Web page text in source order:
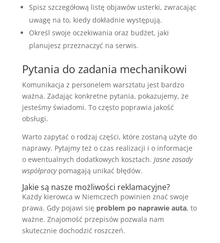
Spisz szczegółową listę objawów usterki, zwracając
uwagę na to, kiedy dokładnie występują.
Określ swoje oczekiwania oraz budżet, jaki
planujesz przeznaczyć na serwis.
Pytania do zadania mechanikowi
Komunikacja z personelem warsztatu jest bardzo
ważna. Zadając konkretne pytania, pokazujemy, że
jesteśmy świadomi. To często poprawia jakość
obsługi.
Warto zapytać o rodzaj części, które zostaną użyte do
naprawy. Pytajmy też o czas realizacji i o informacje
o ewentualnych dodatkowych kosztach. Jasne zasady
współpracypomagają unikać błędów.
Jakie są nasze możliwości reklamacyjne?
Każdy kierowca w Niemczech powinien znać swoje
prawa. Gdy pojawi się problem po naprawie auta, to
ważne. Znajomość przepisów pozwala nam
skutecznie dochodzić roszczeń.